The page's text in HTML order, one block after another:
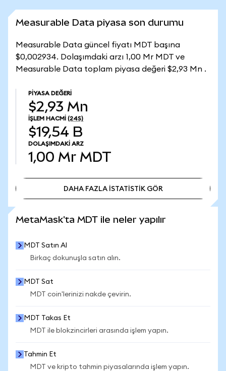
Measurable Data piyasa son durumu
Measurable Data güncel fiyatı MDT başına
$0,002934. Dolaşımdaki arzı 1,00 Mr MDT ve
Measurable Data toplam piyasa değeri $2,93 Mn .
PIYASA DEĞERI
$2,93 Mn
İŞLEM HACMI (24S)
$19,54 B
DOLAŞIMDAKI ARZ
1,00 Mr MDT
DAHA FAZLA İSTATİSTİK GÖR
MetaMask'ta MDT ile neler yapılır
MDT Satın Al
Birkaç dokunuşla satın alın.
MDT Sat
MDT coin'lerinizi nakde çevirin.
MDT Takas Et
MDT ile blokzincirleri arasında işlem yapın.
Tahmin Et
MDT ve kripto tahmin piyasalarında işlem yapın.